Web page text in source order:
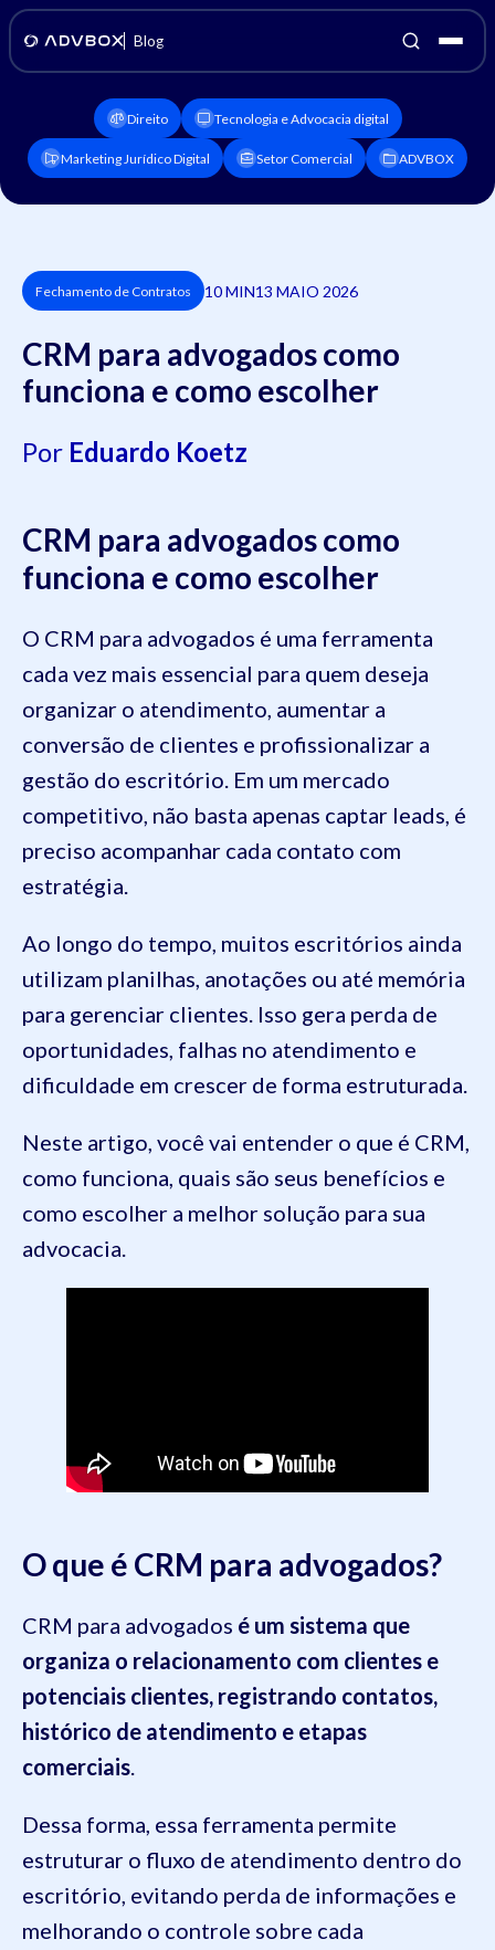
Blog
Direito Tecnologia e Advocacia digital
Marketing Jurídico Digital Setor Comercial ADVBOX
Fechamento de Contratos 10 MIN13 MAIO 2026
CRM para advogados como
funciona e como escolher
Por Eduardo Koetz
CRM para advogados como
funciona e como escolher
O CRM para advogados é uma ferramenta
cada vez mais essencial para quem deseja
organizar o atendimento, aumentar a
conversão de clientes e profissionalizar a
gestão do escritório. Em um mercado
competitivo, não basta apenas captar leads, é
preciso acompanhar cada contato com
estratégia.
Ao longo do tempo, muitos escritórios ainda
utilizam planilhas, anotações ou até memória
para gerenciar clientes. Isso gera perda de
oportunidades, falhas no atendimento e
dificuldade em crescer de forma estruturada.
Neste artigo, você vai entender o que é CRM,
como funciona, quais são seus benefícios e
como escolher a melhor solução para sua
advocacia.
O que é CRM para advogados?
CRM para advogados é um sistema que
organiza o relacionamento com clientes e
potenciais clientes, registrando contatos,
histórico de atendimento e etapas
comerciais
Dessa forma, essa ferramenta permite
estruturar o fluxo de atendimento dentro do
escritório, evitando perda de informações e
melhorando o controle sobre cada